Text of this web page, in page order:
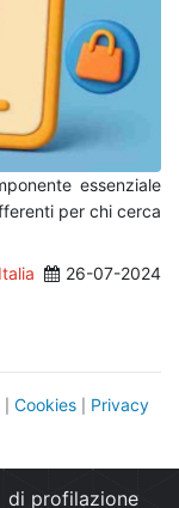
essenziale
per chi cerca
Italia
26-07-2024
di profilazione
Cookies Privacy